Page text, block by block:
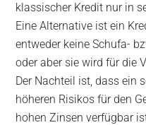
klassischer Kredit nur in
Eine Alternative ist ein
entweder keine Schufa-
oder aber sie wird für die
Der Nachteil ist, dass ein
höheren Risikos für den
hohen Zinsen verfügbar